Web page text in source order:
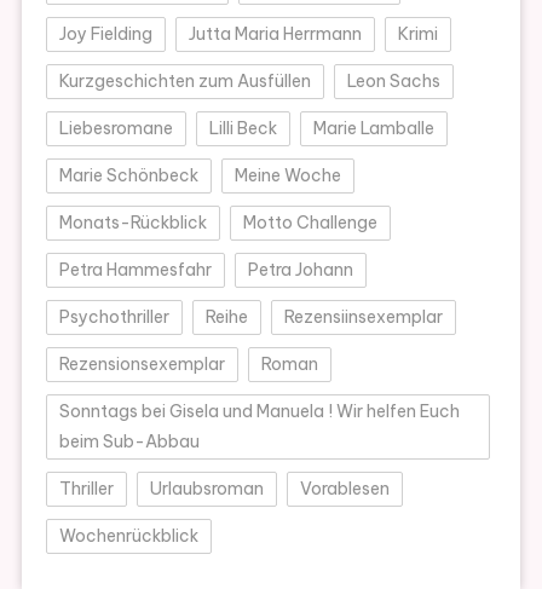
Joy Fielding Jutta Maria Herrmann Krimi
Kurzgeschichten zum Ausfüllen Leon Sachs
Liebesromane Lilli Beck Marie Lamballe
Marie Schönbeck Meine Woche
Monats-Rückblick Motto Challenge
Petra Hammesfahr Petra Johann
Psychothriller Reihe Rezensiinsexemplar
Rezensionsexemplar Roman
Sonntags bei Gisela und Manuela ! Wir helfen Euch
beim Sub-Abbau
Thriller Urlaubsroman Vorablesen
Wochenrückblick